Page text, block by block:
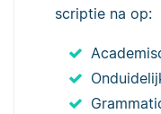
scriptie na op: